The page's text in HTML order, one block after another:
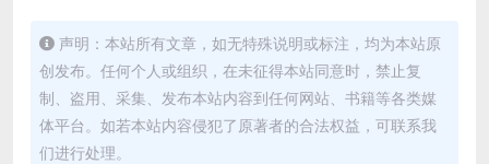
声明：本站所有文章，如无特殊说明或标注，均为本站原
创发布。任何个人或组织，在未征得本站同意时，禁止复
制、盗用、采集、发布本站内容到任何网站、书籍等各类媒
体平台。如若本站内容侵犯了原著者的合法权益，可联系我
们进行处理。